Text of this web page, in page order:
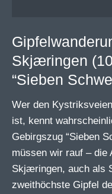
Skjæringen
“Sieben
Wer den
ist, kennt
Gebirgszug “Sieben
müssen wir rauf – die
Skjæringen, auch als
zweithöchste Gipfel